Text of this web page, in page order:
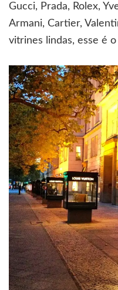
Gucci, Prada, Rolex,
Armani, Cartier,
vitrines lindas, esse é o